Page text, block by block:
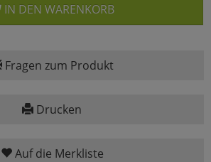
IN DEN WARENKORB
Fragen zum Produkt
Drucken
Auf die Merkliste